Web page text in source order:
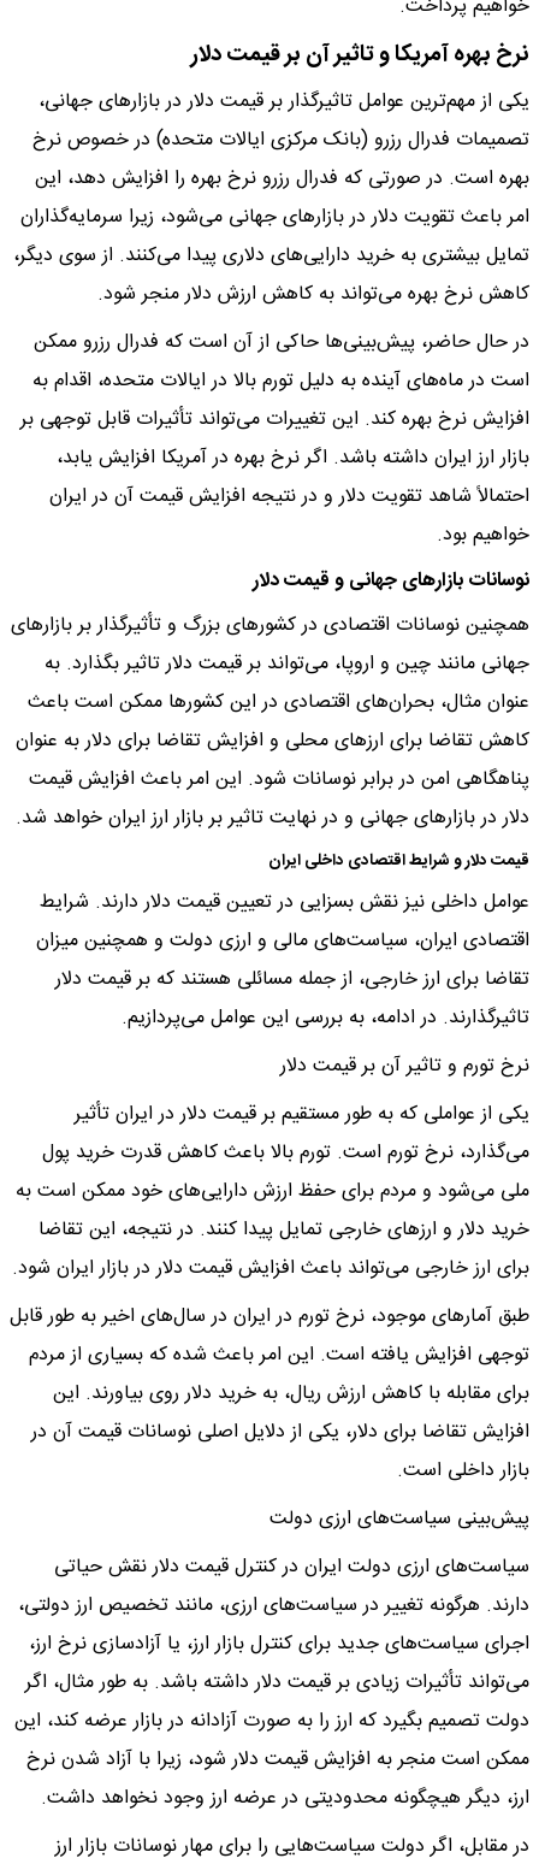
خواهیم پرداخت.
نرخ بهره آمریکا و تاثیر آن بر قیمت دلار
یکی از مهم‌ترین عوامل تاثیرگذار بر قیمت دلار در بازارهای جهانی،
تصمیمات فدرال رزرو (بانک مرکزی ایالات متحده) در خصوص نرخ
بهره است. در صورتی که فدرال رزرو نرخ بهره را افزایش دهد، این
امر باعث تقویت دلار در بازارهای جهانی می‌شود، زیرا سرمایه‌گذاران
تمایل بیشتری به خرید دارایی‌های دلاری پیدا می‌کنند. از سوی دیگر،
کاهش نرخ بهره می‌تواند به کاهش ارزش دلار منجر شود.
در حال حاضر، پیش‌بینی‌ها حاکی از آن است که فدرال رزرو ممکن
است در ماه‌های آینده به دلیل تورم بالا در ایالات متحده، اقدام به
افزایش نرخ بهره کند. این تغییرات می‌تواند تأثیرات قابل توجهی بر
بازار ارز ایران داشته باشد. اگر نرخ بهره در آمریکا افزایش یابد،
احتمالاً شاهد تقویت دلار و در نتیجه افزایش قیمت آن در ایران
خواهیم بود.
نوسانات بازارهای جهانی و قیمت دلار
همچنین نوسانات اقتصادی در کشورهای بزرگ و تأثیرگذار بر بازارهای
جهانی مانند چین و اروپا، می‌تواند بر قیمت دلار تاثیر بگذارد. به
عنوان مثال، بحران‌های اقتصادی در این کشورها ممکن است باعث
کاهش تقاضا برای ارزهای محلی و افزایش تقاضا برای دلار به عنوان
پناهگاهی امن در برابر نوسانات شود. این امر باعث افزایش قیمت
دلار در بازارهای جهانی و در نهایت تاثیر بر بازار ارز ایران خواهد شد.
قیمت دلار و شرایط اقتصادی داخلی ایران
عوامل داخلی نیز نقش بسزایی در تعیین قیمت دلار دارند. شرایط
اقتصادی ایران، سیاست‌های مالی و ارزی دولت و همچنین میزان
تقاضا برای ارز خارجی، از جمله مسائلی هستند که بر قیمت دلار
تاثیرگذارند. در ادامه، به بررسی این عوامل می‌پردازیم.
نرخ تورم و تاثیر آن بر قیمت دلار
یکی از عواملی که به طور مستقیم بر قیمت دلار در ایران تأثیر
می‌گذارد، نرخ تورم است. تورم بالا باعث کاهش قدرت خرید پول
ملی می‌شود و مردم برای حفظ ارزش دارایی‌های خود ممکن است به
خرید دلار و ارزهای خارجی تمایل پیدا کنند. در نتیجه، این تقاضا
برای ارز خارجی می‌تواند باعث افزایش قیمت دلار در بازار ایران شود.
طبق آمارهای موجود، نرخ تورم در ایران در سال‌های اخیر به طور قابل
توجهی افزایش یافته است. این امر باعث شده که بسیاری از مردم
برای مقابله با کاهش ارزش ریال، به خرید دلار روی بیاورند. این
افزایش تقاضا برای دلار، یکی از دلایل اصلی نوسانات قیمت آن در
بازار داخلی است.
پیش‌بینی سیاست‌های ارزی دولت
سیاست‌های ارزی دولت ایران در کنترل قیمت دلار نقش حیاتی
دارند. هرگونه تغییر در سیاست‌های ارزی، مانند تخصیص ارز دولتی،
اجرای سیاست‌های جدید برای کنترل بازار ارز، یا آزادسازی نرخ ارز،
می‌تواند تأثیرات زیادی بر قیمت دلار داشته باشد. به طور مثال، اگر
دولت تصمیم بگیرد که ارز را به صورت آزادانه در بازار عرضه کند، این
ممکن است منجر به افزایش قیمت دلار شود، زیرا با آزاد شدن نرخ
ارز، دیگر هیچگونه محدودیتی در عرضه ارز وجود نخواهد داشت.
در مقابل، اگر دولت سیاست‌هایی را برای مهار نوسانات بازار ارز